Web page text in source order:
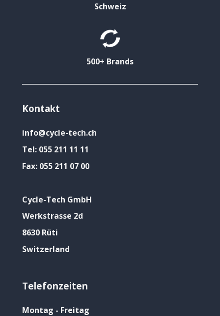
Schweiz
500+ Brands
Kontakt
info@cycle-tech.ch
Tel: 055 211 11 11
Fax: 055 211 07 00
Cycle-Tech GmbH
Werkstrasse 2d
8630 Rüti
Switzerland
Telefonzeiten
Montag - Freitag